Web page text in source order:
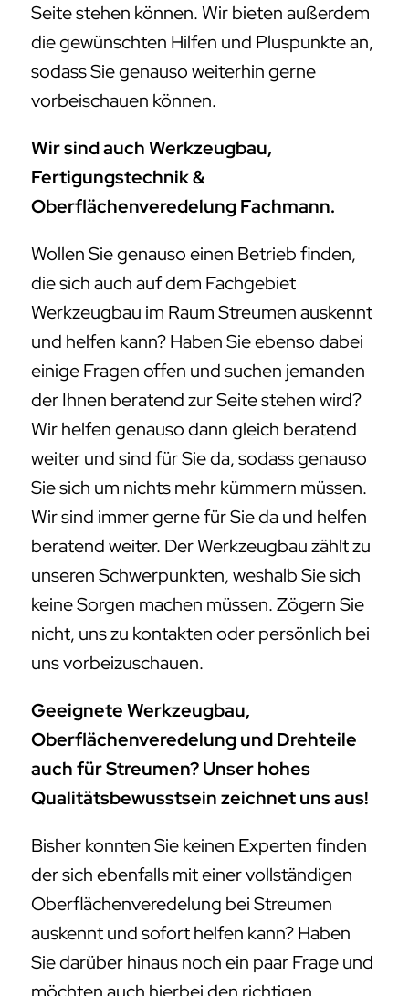
Seite stehen können. Wir bieten außerdem
die gewünschten Hilfen und Pluspunkte an,
sodass Sie genauso weiterhin gerne
vorbeischauen können.
Wir sind auch Werkzeugbau,
Fertigungstechnik &
Oberflächenveredelung Fachmann.
Wollen Sie genauso einen Betrieb finden,
die sich auch auf dem Fachgebiet
Werkzeugbau im Raum Streumen auskennt
und helfen kann? Haben Sie ebenso dabei
einige Fragen offen und suchen jemanden
der Ihnen beratend zur Seite stehen wird?
Wir helfen genauso dann gleich beratend
weiter und sind für Sie da, sodass genauso
Sie sich um nichts mehr kümmern müssen.
Wir sind immer gerne für Sie da und helfen
beratend weiter. Der Werkzeugbau zählt zu
unseren Schwerpunkten, weshalb Sie sich
keine Sorgen machen müssen. Zögern Sie
nicht, uns zu kontakten oder persönlich bei
uns vorbeizuschauen.
Geeignete Werkzeugbau,
Oberflächenveredelung und Drehteile
auch für Streumen? Unser hohes
Qualitätsbewusstsein zeichnet uns aus!
Bisher konnten Sie keinen Experten finden
der sich ebenfalls mit einer vollständigen
Oberflächenveredelung bei Streumen
auskennt und sofort helfen kann? Haben
Sie darüber hinaus noch ein paar Frage und